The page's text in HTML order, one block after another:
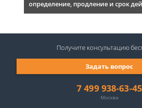
определение, продление и срок
7 499 938-63-45
Москва
Задать вопрос
Получите консультацию